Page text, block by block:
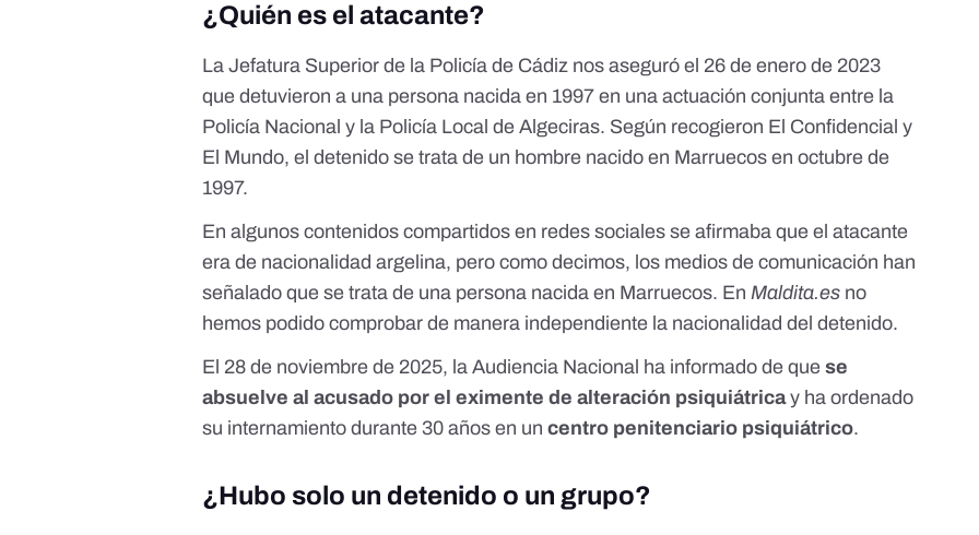
¿Quién es el atacante?
La Jefatura Superior de la Policía de Cádiz nos aseguró el 26 de enero de 2023
que detuvieron a una persona nacida en 1997 en una actuación conjunta entre la
Policía Nacional y la Policía Local de Algeciras. Según recogieron El Confidencial y
El Mundo, el detenido se trata de un hombre nacido en Marruecos en octubre de
1997.
En algunos contenidos compartidos en redes sociales se afirmaba que el atacante
erade nacionalidad argelina, pero como decimos, los medios de comunicación han
señalado que se trata de una persona nacida en Marruecos. EnMaldita.es no
hemos podido comprobar de manera independiente la nacionalidad del detenido.
El 28 de noviembre de 2025, la Audiencia Nacional ha informado de que se
absuelve al acusado por el eximente de alteración psiquiátricay ha ordenado
su internamiento durante 30 años en uncentro penitenciario psiquiátrico.
¿Hubo solo un detenido o un grupo?